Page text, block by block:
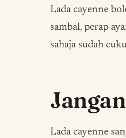
Lada cayenne
sambal, perap
sahaja sudah
Lada cayenne